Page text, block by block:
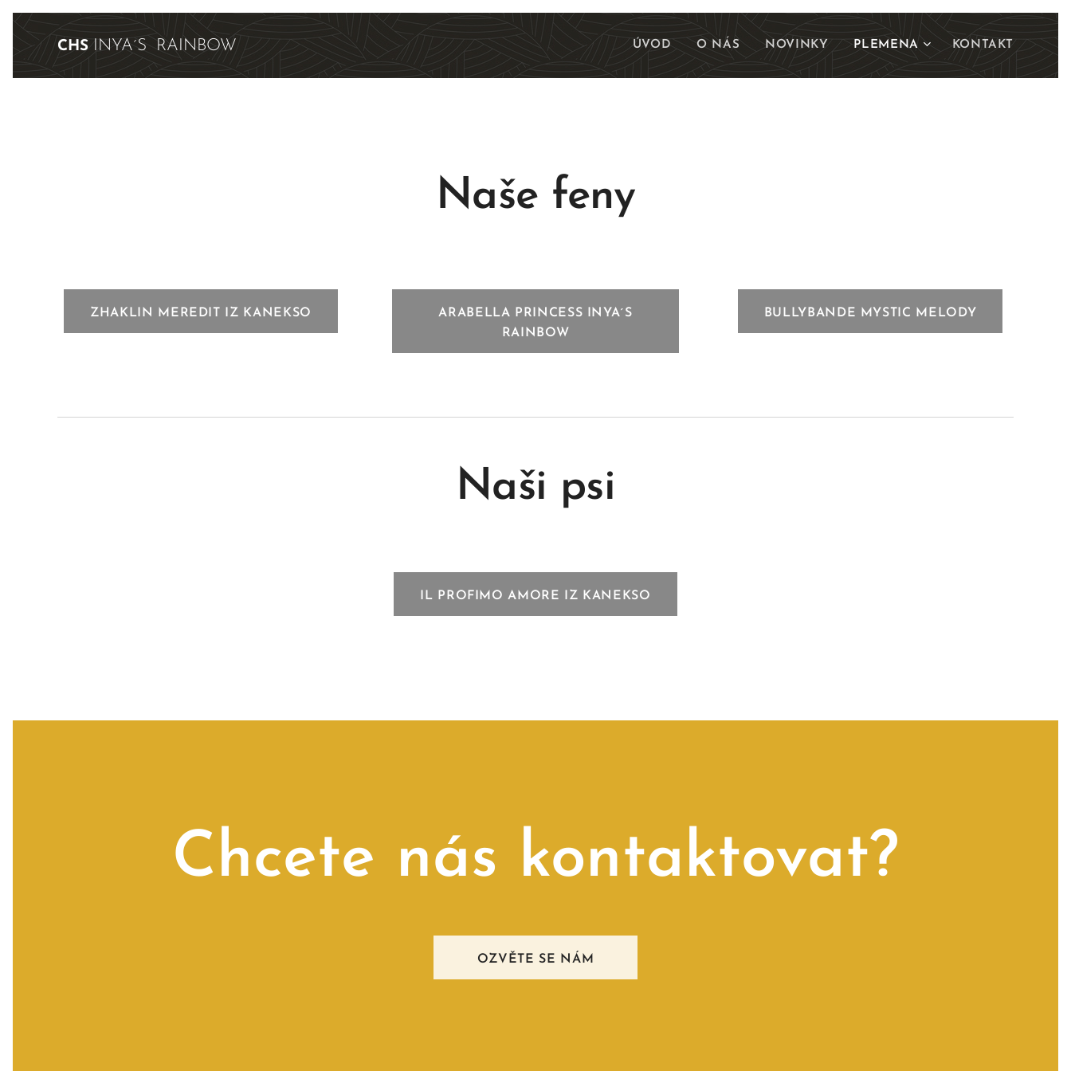
CHS INYA´S RAINBOW ÚVOD O NÁS NOVINKY PLEMENA KONTAKT
Naše feny
ZHAKLIN MEREDIT IZ KANEKSO
ARABELLA PRINCESS INYA´S
RAINBOW
BULLYBANDE MYSTIC MELODY
Naši psi
IL PROFIMO AMORE IZ KANEKSO
Chcete nás kontaktovat?
OZVĚTE SE NÁM